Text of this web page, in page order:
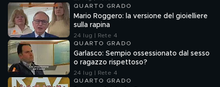
QUARTO GRADO
Mario Roggero: la versione del gioielliere
sulla rapina
24 lug | Rete 4
QUARTO GRADO
Garlasco: Sempio ossessionato dal sesso
o ragazzo rispettoso?
24 lug | Rete 4
QUARTO GRADO